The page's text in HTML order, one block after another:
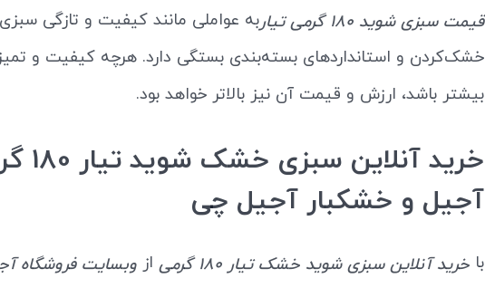
قیمت سبزی شوید 180 گرمی تیار
به عواملی مانند کیفیت و تازگی
خشک‌کردن و استانداردهای بسته‌بندی بستگی دارد. هرچه کیفیت و
بیشتر باشد، ارزش و قیمت آن نیز بالاتر خواهد بود.
خرید
آجیل و خشکبار آجیل چی
با خرید آنلاین سبزی شوید خشک تیار 180 گرمی از وبسایت فروشگاه